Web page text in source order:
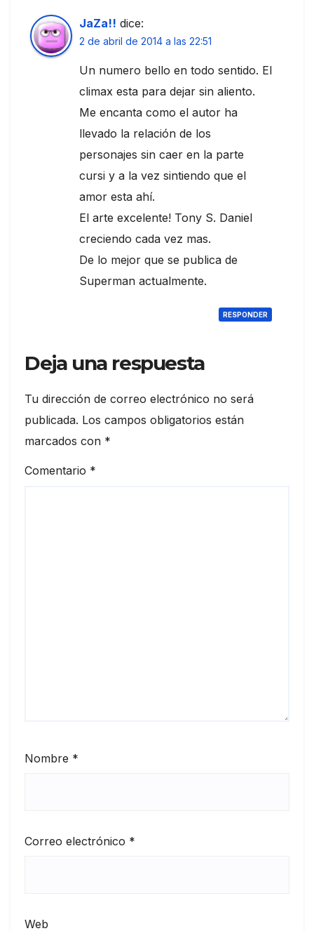
JaZa!! dice:
2 de abril de 2014 a las 22:51
Un numero bello en todo sentido. El
climax esta para dejar sin aliento.
Me encanta como el autor ha
llevado la relación de los
personajes sin caer en la parte
cursi y a la vez sintiendo que el
amor esta ahí.
El arte excelente! Tony S. Daniel
creciendo cada vez mas.
De lo mejor que se publica de
Superman actualmente.
RESPONDER
Deja una respuesta
Tu dirección de correo electrónico no será
publicada. Los campos obligatorios están
marcados con *
Comentario *
Nombre *
Correo electrónico *
Web